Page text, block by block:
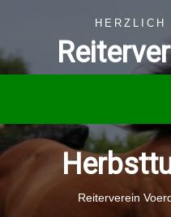
HERZLICH
Reiterverein